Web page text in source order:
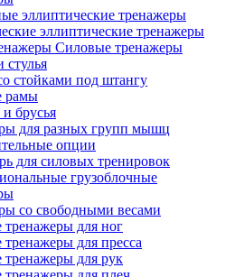
эллиптические тренажеры
эллиптические тренажеры
Силовые тренажеры
стулья
стойками под штангу
рамы
брусья
для разных групп мышц
опции
для силовых тренировок
грузоблочные
со свободными весами
для ног
для пресса
для рук